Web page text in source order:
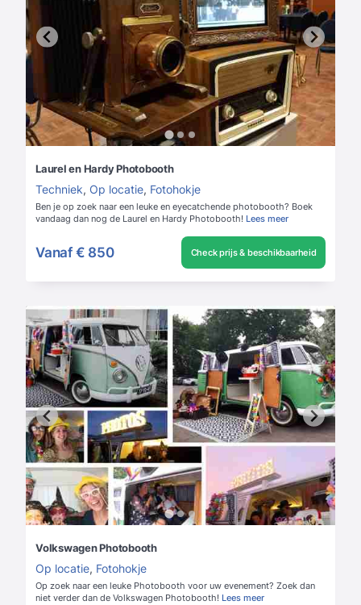
Laurel en Hardy Photobooth
Techniek, Op locatie, Fotohokje
Ben je op zoek naar een leuke en eyecatchende photobooth? Boek
vandaag dan nog de Laurel en Hardy Photobooth! Lees meer
Vanaf € 850 Check prijs & beschikbaarheid
Volkswagen Photobooth
Op locatie, Fotohokje
Op zoek naar een leuke Photobooth voor uw evenement? Zoek dan
niet verder dan de Volkswagen Photobooth! Lees meer